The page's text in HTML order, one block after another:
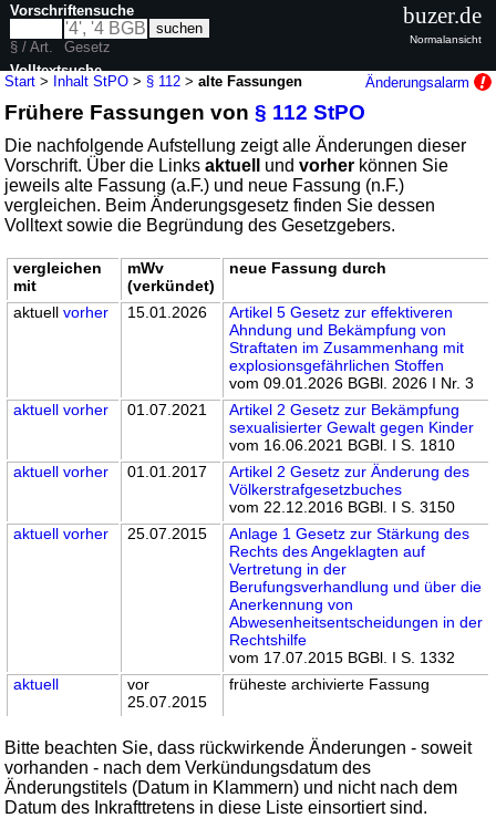
Start > Inhalt StPO > § 112 >alte Fassungen Änderungsalarm
Frühere Fassungen von§ 112 StPO
Die nachfolgende Aufstellung zeigt alle Änderungen dieser
Vorschrift. Über die Linksaktuell undvorher können Sie
jeweils alte Fassung (a.F.) und neue Fassung (n.F.)
vergleichen. Beim Änderungsgesetz finden Sie dessen
Volltext sowie die Begründung des Gesetzgebers.
vergleichen
mit
mWv
(verkündet)
neue Fassung durch
aktuellvorher 15.01.2026
Artikel 5 Gesetz zur effektiveren
Ahndung und Bekämpfung von
Straftaten im Zusammenhang mit
explosionsgefährlichen Stoffen
vom 09.01.2026 BGBl. 2026 I Nr. 3
aktuell vorher 01.07.2021
Artikel 2 Gesetz zur Bekämpfung
sexualisierter Gewalt gegen Kinder
vom 16.06.2021 BGBl. I S. 1810
aktuell vorher 01.01.2017
Artikel 2 Gesetz zur Änderung des
Völkerstrafgesetzbuches
vom 22.12.2016 BGBl. I S. 3150
aktuell vorher 25.07.2015
Anlage 1 Gesetz zur Stärkung des
Rechts des Angeklagten auf
Vertretung in der
Berufungsverhandlung und über die
Anerkennung von
Abwesenheitsentscheidungen in der
Rechtshilfe
vom 17.07.2015 BGBl. I S. 1332
aktuell
vor
25.07.2015
früheste archivierte Fassung
Bitte beachten Sie, dass rückwirkende Änderungen - soweit
vorhanden - nach dem Verkündungsdatum des
Änderungstitels (Datum in Klammern) und nicht nach dem
Datum des Inkrafttretens in diese Liste einsortiert sind.
Vorschriftensuche
§ / Art.
Gesetz
Volltextsuche
nur in StPO
buzer.de
Normalansicht